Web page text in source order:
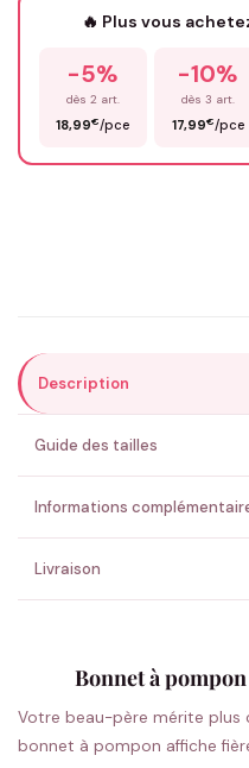
Prénom*
ENVOYER
💚 Retour sous 24-48h🇫🇷 Flocage
🔥 Plus vous
-5%
dès 2 art.
18,99€/pce
-10%
dès 3 art.
17,99€/pce
Description
Guide des tailles
Informations
Livraison
Bonnet à
Votre beau-père mérite plus
bonnet à pompon affiche